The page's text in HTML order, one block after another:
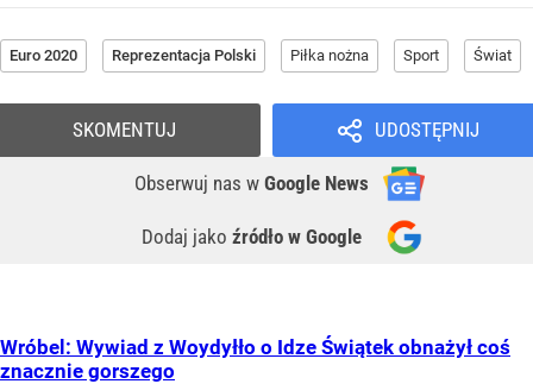
Euro 2020 Reprezentacja Polski Piłka nożna Sport Świat
UDOSTĘPNIJ
Obserwuj nas w Google News
Dodaj jako źródło w Google
SKOMENTUJ
Wróbel: Wywiad z Woydyłło o Idze Świątek obnażył coś
znacznie gorszego